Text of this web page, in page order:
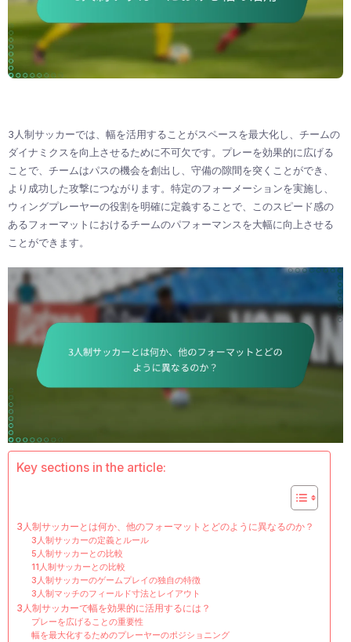
3人制サッカーでは、幅を活用することがスペースを最大化し、チームの
ダイナミクスを向上させるために不可欠です。プレーを効果的に広げる
ことで、チームはパスの機会を創出し、守備の隙間を突くことができ、
より成功した攻撃につながります。特定のフォーメーションを実施し、
ウィングプレーヤーの役割を明確に定義することで、このスピード感の
あるフォーマットにおけるチームのパフォーマンスを大幅に向上させる
ことができます。
Key sections in the article:
3人制サッカーとは何か、他のフォーマットとどのように異なるのか？
3人制サッカーの定義とルール
5人制サッカーとの比較
11人制サッカーとの比較
3人制サッカーのゲームプレイの独自の特徴
3人制マッチのフィールド寸法とレイアウト
3人制サッカーで幅を効果的に活用するには？
プレーを広げることの重要性
幅を最大化するためのプレーヤーのポジショニング